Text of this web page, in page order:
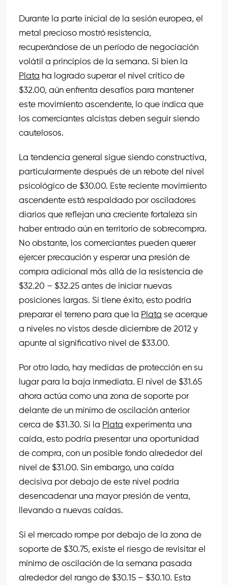
Durante la parte inicial de la sesión europea, el
metal precioso mostró resistencia,
recuperándose de un período de negociación
volátil a principios de la semana. Si bien la
Plata ha logrado superar el nivel crítico de
$32.00, aún enfrenta desafíos para mantener
este movimiento ascendente, lo que indica que
los comerciantes alcistas deben seguir siendo
cautelosos.
La tendencia general sigue siendo constructiva,
particularmente después de un rebote del nivel
psicológico de $30.00. Este reciente movimiento
ascendente está respaldado por osciladores
diarios que reflejan una creciente fortaleza sin
haber entrado aún en territorio de sobrecompra.
No obstante, los comerciantes pueden querer
ejercer precaución y esperar una presión de
compra adicional más allá de la resistencia de
$32.20 – $32.25 antes de iniciar nuevas
posiciones largas. Si tiene éxito, esto podría
preparar el terreno para que la Plata se acerque
a niveles no vistos desde diciembre de 2012 y
apunte al significativo nivel de $33.00.
Por otro lado, hay medidas de protección en su
lugar para la baja inmediata. El nivel de $31.65
ahora actúa como una zona de soporte por
delante de un mínimo de oscilación anterior
cerca de $31.30. Si la Plata experimenta una
caída, esto podría presentar una oportunidad
de compra, con un posible fondo alrededor del
nivel de $31.00. Sin embargo, una caída
decisiva por debajo de este nivel podría
desencadenar una mayor presión de venta,
llevando a nuevas caídas.
Si el mercado rompe por debajo de la zona de
soporte de $30.75, existe el riesgo de revisitar el
mínimo de oscilación de la semana pasada
alrededor del rango de $30.15 – $30.10. Esta